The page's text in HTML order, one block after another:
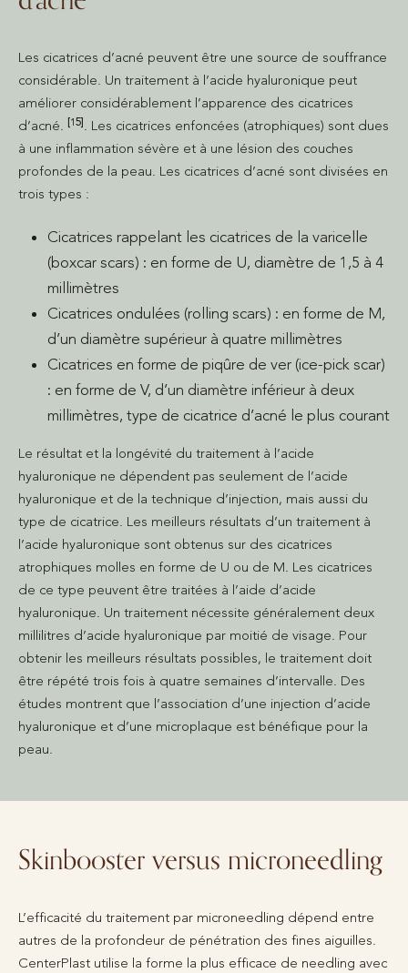
Les cicatrices d’acné peuvent être une source de souffrance
considérable. Un traitement à l’acide hyaluronique peut
améliorer considérablement l’apparence des cicatrices
d’acné. [15]. Les cicatrices enfoncées (atrophiques) sont dues
à une inflammation sévère et à une lésion des couches
profondes de la peau. Les cicatrices d’acné sont divisées en
trois types :
Cicatrices rappelant les cicatrices de la varicelle
(boxcar scars) : en forme de U, diamètre de 1,5 à 4
millimètres
Cicatrices ondulées (rolling scars) : en forme de M,
d’un diamètre supérieur à quatre millimètres
Cicatrices en forme de piqûre de ver (ice-pick scar)
: en forme de V, d’un diamètre inférieur à deux
millimètres, type de cicatrice d’acné le plus courant
Le résultat et la longévité du traitement à l’acide
hyaluronique ne dépendent pas seulement de l’acide
hyaluronique et de la technique d’injection, mais aussi du
type de cicatrice. Les meilleurs résultats d’un traitement à
l’acide hyaluronique sont obtenus sur des cicatrices
atrophiques molles en forme de U ou de M. Les cicatrices
de ce type peuvent être traitées à l’aide d’acide
hyaluronique. Un traitement nécessite généralement deux
millilitres d’acide hyaluronique par moitié de visage. Pour
obtenir les meilleurs résultats possibles, le traitement doit
être répété trois fois à quatre semaines d’intervalle. Des
études montrent que l’association d’une injection d’acide
hyaluronique et d’une microplaque est bénéfique pour la
peau.
Skinbooster versus microneedling
L’efficacité du traitement par microneedling dépend entre
autres de la profondeur de pénétration des fines aiguilles.
CenterPlast utilise la forme la plus efficace de needling avec